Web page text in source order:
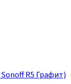
R5 Графит)